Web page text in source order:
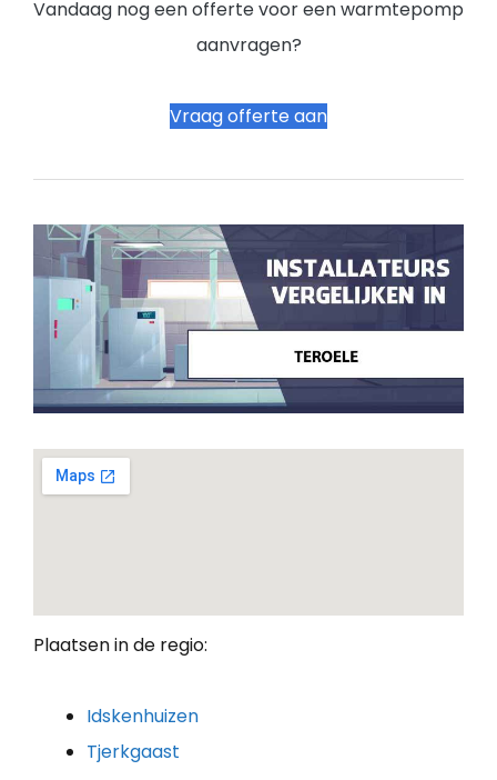
Vandaag nog een offerte voor een warmtepomp
aanvragen?
Vraag offerte aan
Plaatsen in de regio:
Idskenhuizen
Tjerkgaast